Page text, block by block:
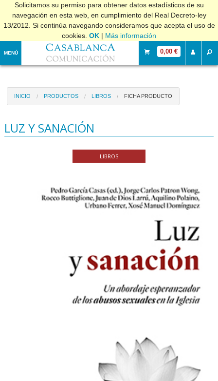
Solicitamos su permiso para obtener datos estadísticos de su
navegación en esta web, en cumplimiento del Real Decreto-ley
13/2012. Si continúa navegando consideramos que acepta el uso de
cookies. OK | Más información
MENÚ 0,00 €
INICIO PRODUCTOS LIBROS FICHA PRODUCTO
LUZ Y SANACIÓN
LIBROS